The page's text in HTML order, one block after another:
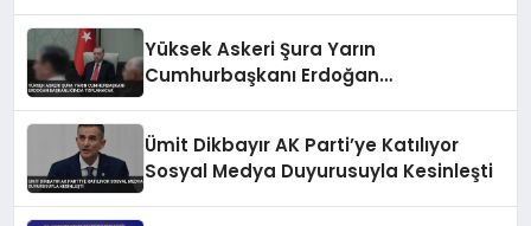
Yüksek Askeri Şura Yarın
Cumhurbaşkanı Erdoğan
Ümit Dikbayır AK Parti’ye Katılıyor
Sosyal Medya Duyurusuyla Kesinleşti